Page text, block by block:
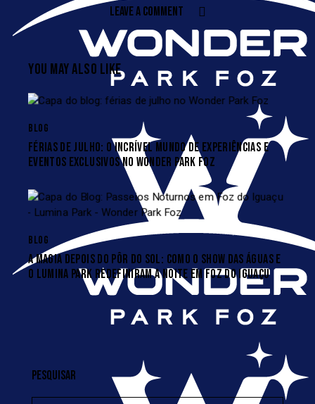
LEAVE A COMMENT
YOU MAY ALSO LIKE
BLOG
FÉRIAS DE JULHO: O INCRÍVEL MUNDO DE EXPERIÊNCIAS E
EVENTOS EXCLUSIVOS NO WONDER PARK FOZ
BLOG
A MAGIA DEPOIS DO PÔR DO SOL: COMO O SHOW DAS ÁGUAS E
O LUMINA PARK REDEFINIRAM A NOITE EM FOZ DO IGUAÇU
PESQUISAR